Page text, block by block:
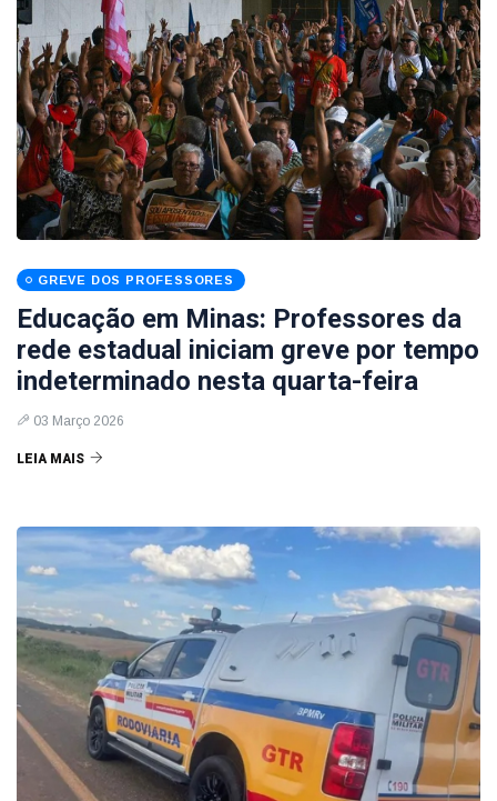
GREVE DOS PROFESSORES
Educação em Minas: Professores da
rede estadual iniciam greve por tempo
indeterminado nesta quarta-feira
03 Março 2026
LEIA MAIS